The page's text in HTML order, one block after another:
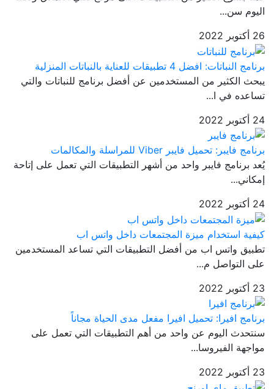
اليوم سن...
26 أكتوبر 2022
برنامج النباتات: افضل 4 تطبيقات للعناية بالنباتات المنزلية
يبحث الكثير من المستخدمين عن أفضل برنامج للنباتات والتي
تساعده في ا...
24 أكتوبر 2022
برنامج فايبر: تحميل فايبر Viber للمراسلة والمكالمات
يُعد برنامج فايبر واحد من أشهر التطبيقات التي تعمل على إتاحة
إمكاني...
24 أكتوبر 2022
كيفية استخدام ميزة المجتمعات داخل واتس اب
تطبيق واتس اب من أفضل التطبيقات التي تساعد المستخدمين
على التواصل م...
23 أكتوبر 2022
برنامج افيرا: تحميل افيرا مفعل مدى الحياة مجاناً
سنتحدث اليوم عن واحد من أهم التطبيقات التي تعمل على
مواجهة الفيروسا...
23 أكتوبر 2022